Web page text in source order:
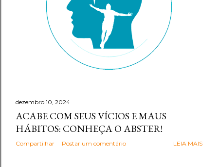
dezembro 10, 2024
ACABE COM SEUS VÍCIOS E MAUS
HÁBITOS: CONHEÇA O ABSTER!
Compartilhar Postar um comentário LEIA MAIS